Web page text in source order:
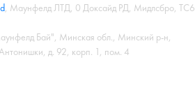
, Маунфелд ЛТД, 0 Доксайд РД, Мидлсбро, ТС6
Бай", Минская обл., Минский р-н,
д. 92, корп. 1, пом. 4